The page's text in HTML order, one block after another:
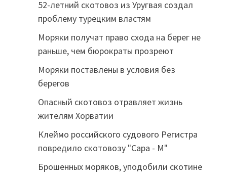
52-летний скотовоз из Уругвая создал
проблему турецким властям
Моряки получат право схода на берег не
раньше, чем бюрократы прозреют
Моряки поставлены в условия без
берегов
Опасный скотовоз отравляет жизнь
жителям Хорватии
Клеймо российского судового Регистра
повредило скотовозу "Сара - М"
Брошенных моряков, уподобили скотине